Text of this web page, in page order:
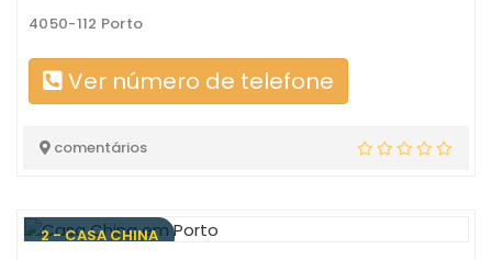
4050-112 Porto
Ver número de telefone
comentários
2 - CASA CHINA